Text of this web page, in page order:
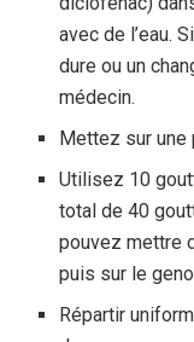
avec de l’eau.
dure ou un
médecin.
Mettez sur une
Utilisez 10
total de 40
pouvez mettre
puis sur le
Répartir